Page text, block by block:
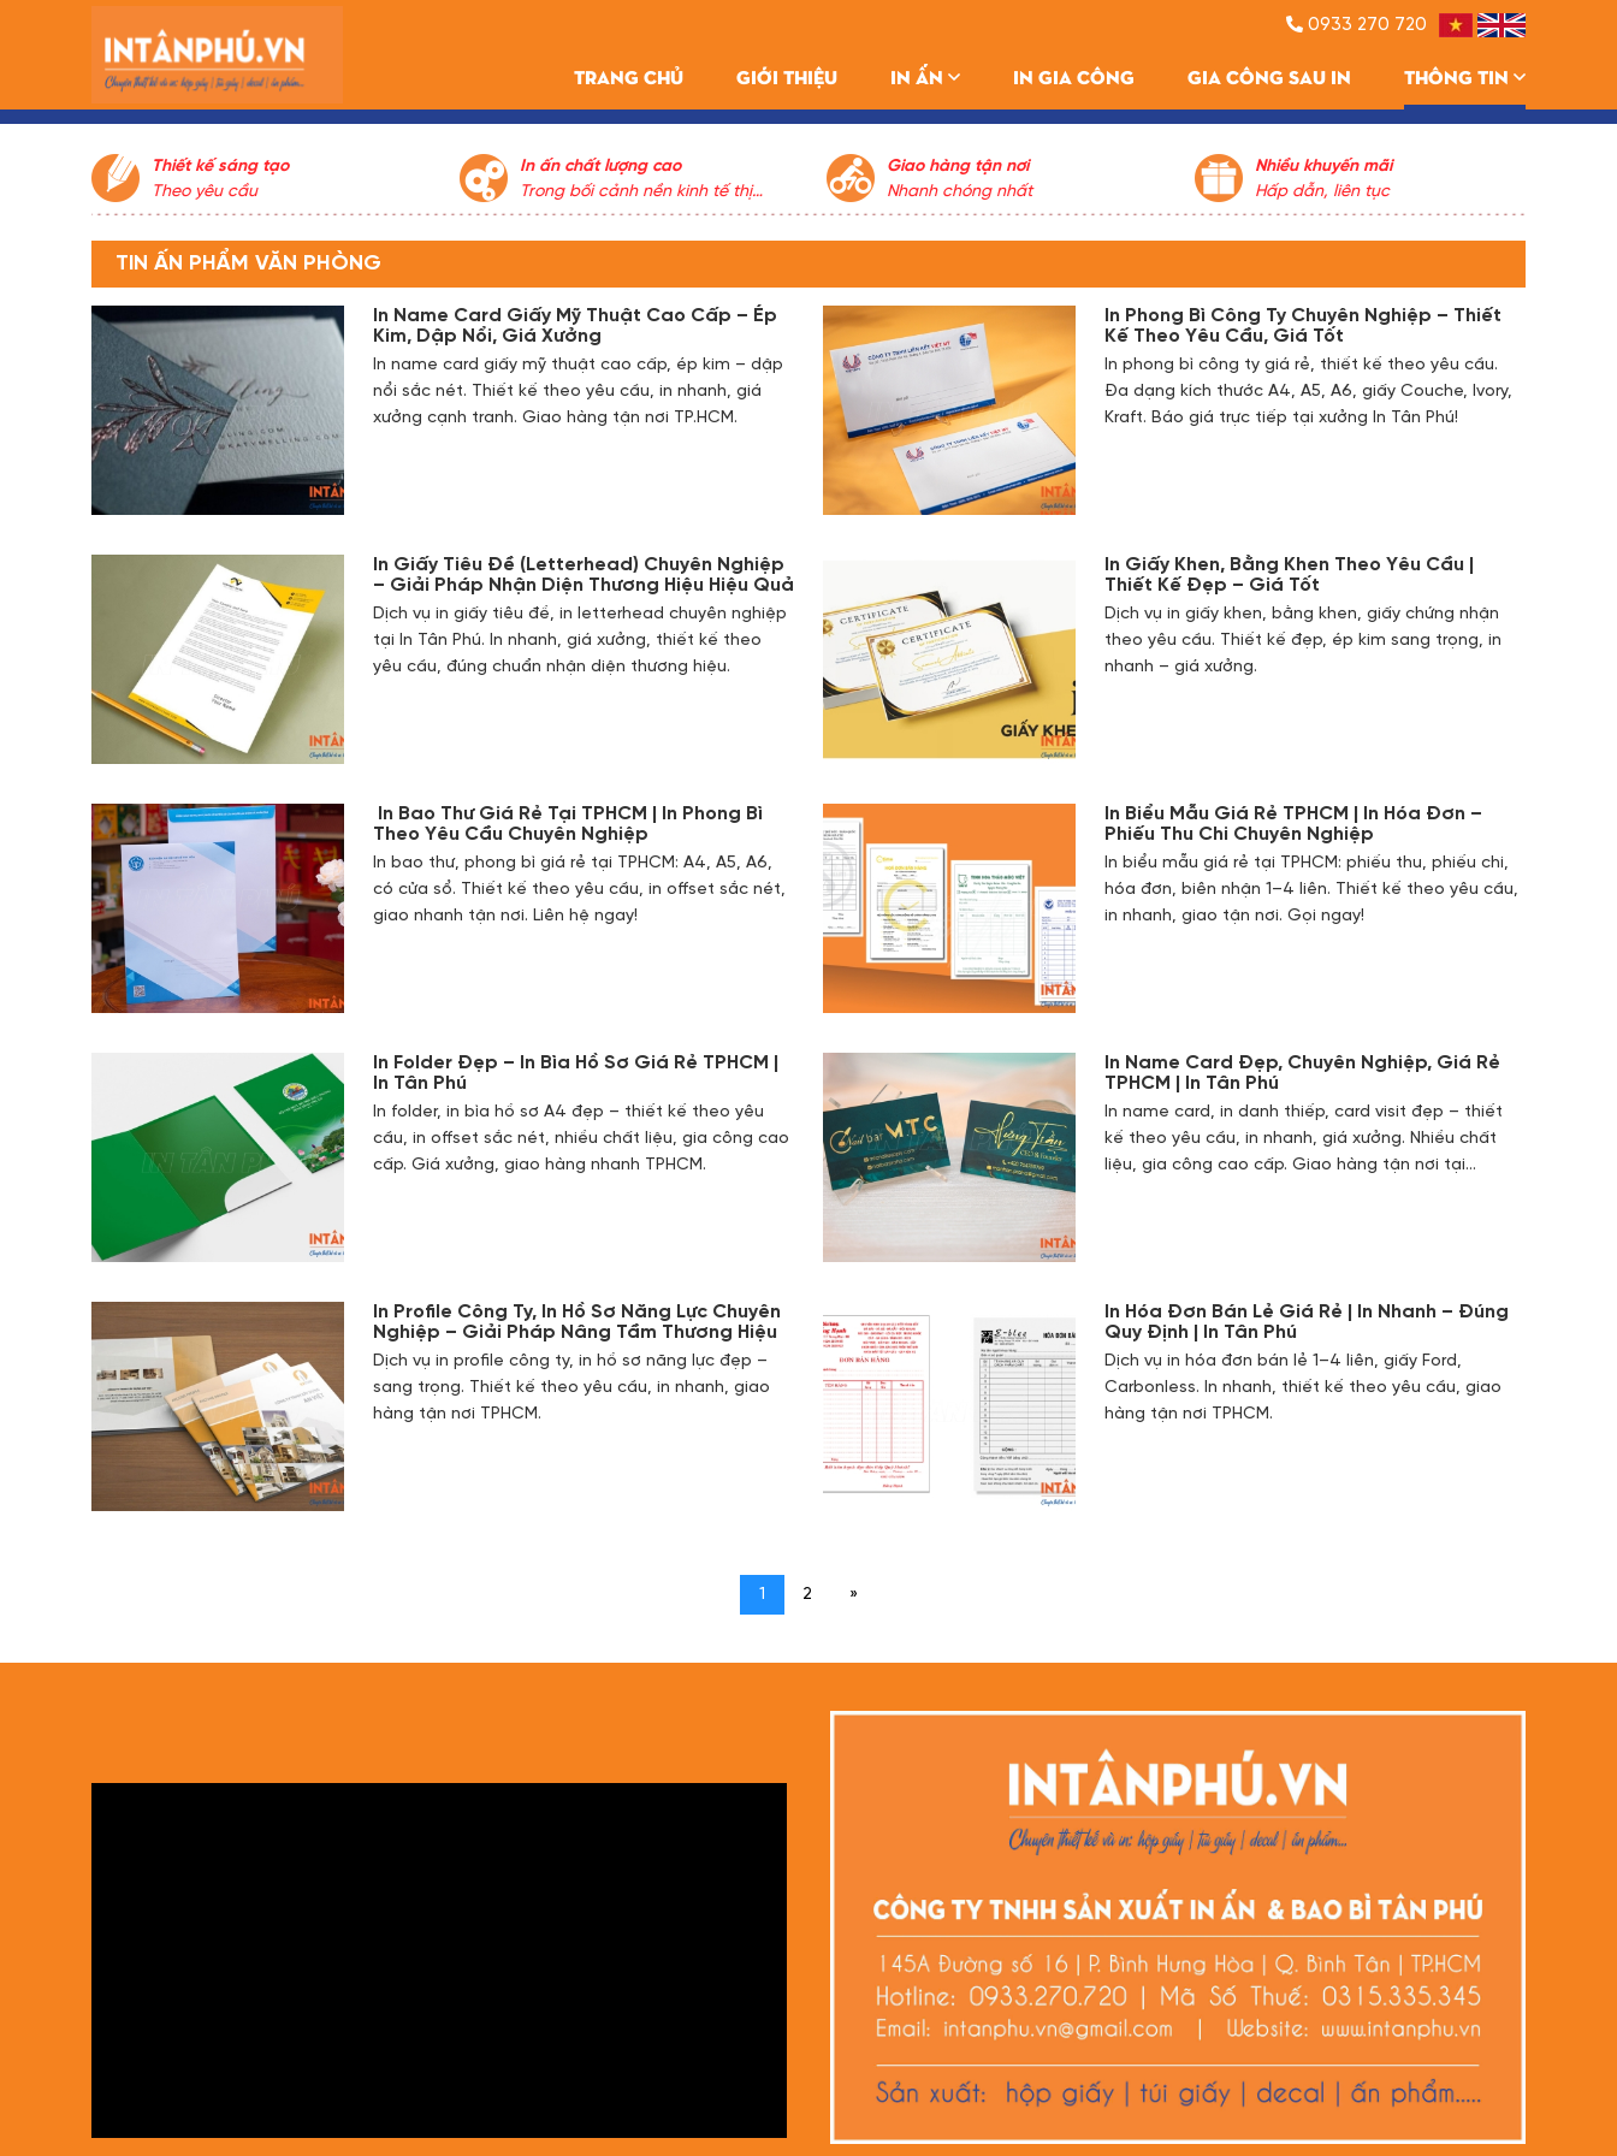
0933 270 720
TRANG CHỦ GIỚI THIỆU IN ẤN IN GIA CÔNG GIA CÔNG SAU IN THÔNG TIN
Thiết kế sáng tạo
Theo yêu cầu
In ấn chất lượng cao
Trong bối cảnh nền kinh tế thị
trường cạnh tranh khốc liệt về
chất lượng và giá cả, việc in ấn
lượng cao là điều tưởng như
không thể. Thế nhưng Cty In Tân
Phú vẫn luôn đảm bảo lợi ích
khách hàng trên hết, dung hòa
giữa lợi ích cá nhân và lợi ích
khách hàng, cố gắng nỗ lực
Giao hàng tận nơi
Nhanh chóng nhất
Nhiều khuyến mãi
Hấp dẫn, liên tục
TIN ẤN PHẨM VĂN PHÒNG
In Name Card Giấy Mỹ Thuật Cao Cấp – Ép
Kim, Dập Nổi, Giá Xưởng
In name card giấy mỹ thuật cao cấp, ép kim – dập
nổi sắc nét. Thiết kế theo yêu cầu, in nhanh, giá
xưởng cạnh tranh. Giao hàng tận nơi TP.HCM.
In Phong Bì Công Ty Chuyên Nghiệp – Thiết
Kế Theo Yêu Cầu, Giá Tốt
In phong bì công ty giá rẻ, thiết kế theo yêu cầu.
Đa dạng kích thước A4, A5, A6, giấy Couche, Ivory,
Kraft. Báo giá trực tiếp tại xưởng In Tân Phú!
In Giấy Tiêu Đề (Letterhead) Chuyên Nghiệp
– Giải Pháp Nhận Diện Thương Hiệu Hiệu Quả
Dịch vụ in giấy tiêu đề, in letterhead chuyên nghiệp
tại In Tân Phú. In nhanh, giá xưởng, thiết kế theo
yêu cầu, đúng chuẩn nhận diện thương hiệu.
In Giấy Khen, Bằng Khen Theo Yêu Cầu |
Thiết Kế Đẹp – Giá Tốt
Dịch vụ in giấy khen, bằng khen, giấy chứng nhận
theo yêu cầu. Thiết kế đẹp, ép kim sang trọng, in
nhanh – giá xưởng.
In Bao Thư Giá Rẻ Tại TPHCM | In Phong Bì
Theo Yêu Cầu Chuyên Nghiệp
In bao thư, phong bì giá rẻ tại TPHCM: A4, A5, A6,
có cửa sổ. Thiết kế theo yêu cầu, in offset sắc nét,
giao nhanh tận nơi. Liên hệ ngay!
In Biểu Mẫu Giá Rẻ TPHCM | In Hóa Đơn –
Phiếu Thu Chi Chuyên Nghiệp
In biểu mẫu giá rẻ tại TPHCM: phiếu thu, phiếu chi,
hóa đơn, biên nhận 1–4 liên. Thiết kế theo yêu cầu,
in nhanh, giao tận nơi. Gọi ngay!
In Folder Đẹp – In Bìa Hồ Sơ Giá Rẻ TPHCM |
In Tân Phú
In folder, in bìa hồ sơ A4 đẹp – thiết kế theo yêu
cầu, in offset sắc nét, nhiều chất liệu, gia công cao
cấp. Giá xưởng, giao hàng nhanh TPHCM.
In Name Card Đẹp, Chuyên Nghiệp, Giá Rẻ
TPHCM | In Tân Phú
In name card, in danh thiếp, card visit đẹp – thiết
kế theo yêu cầu, in nhanh, giá xưởng. Nhiều chất
liệu, gia công cao cấp. Giao hàng tận nơi tại
In Profile Công Ty, In Hồ Sơ Năng Lực Chuyên
Nghiệp – Giải Pháp Nâng Tầm Thương Hiệu
Dịch vụ in profile công ty, in hồ sơ năng lực đẹp –
sang trọng. Thiết kế theo yêu cầu, in nhanh, giao
hàng tận nơi TPHCM.
In Hóa Đơn Bán Lẻ Giá Rẻ | In Nhanh – Đúng
Quy Định | In Tân Phú
Dịch vụ in hóa đơn bán lẻ 1–4 liên, giấy Ford,
Carbonless. In nhanh, thiết kế theo yêu cầu, giao
hàng tận nơi TPHCM.
1 2 »